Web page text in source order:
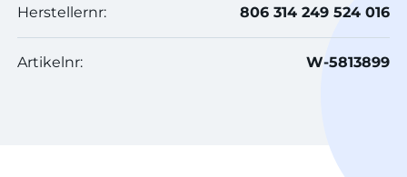
Herstellernr: 806 314 249 524 016
Artikelnr: W-5813899